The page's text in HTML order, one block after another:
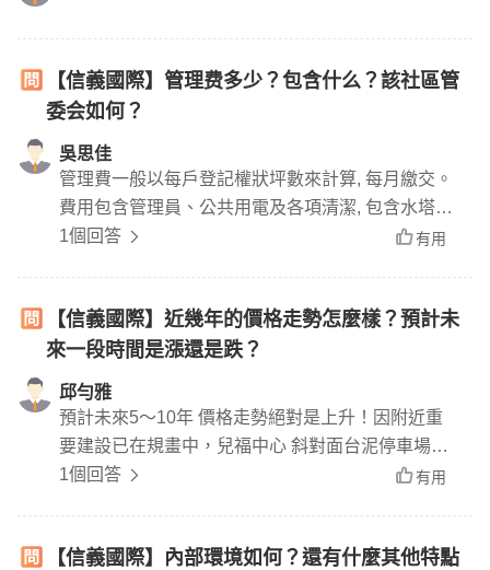
【信義國際】管理费多少？包含什么？該社區管
委会如何？
吳思佳
管理費一般以每戶登記權狀坪數來計算, 每月繳交。
費用包含管理員、公共用電及各項清潔, 包含水塔及
公共區域清潔。管理員對於門禁管理嚴格, 對於房仲
1個回答 有用
【信義國際】近幾年的價格走勢怎麼樣？預計未
來一段時間是漲還是跌？
邱勻雅
預計未來5～10年 價格走勢絕對是上升！因附近重
要建設已在規畫中，兒福中心 斜對面台泥停車場養
地中 真的可以好好把握！
1個回答 有用
【信義國際】內部環境如何？還有什麼其他特點